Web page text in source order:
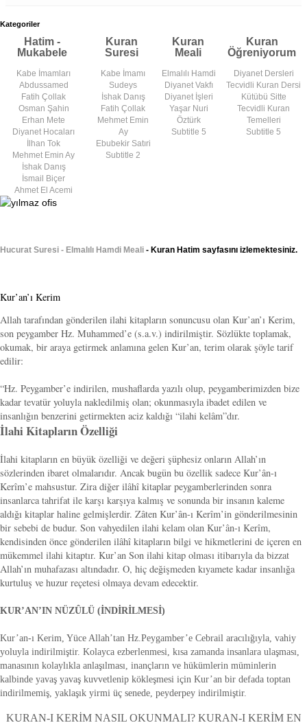
Kategoriler
Hatim -
Mukabele
Kuran
Suresi
Kuran
Meali
Kuran
Öğreniyorum
Kabe İmamları
Abdussamed
Fatih Çollak
Osman Şahin
Erhan Mete
Diyanet Hocaları
İlhan Tok
Mehmet Emin Ay
İshak Danış
İsmail Biçer
Ahmet El Acemi
Kabe İmamı
Sudeys
İshak Danış
Fatih Çollak
Mehmet Emin
Ay
Ebubekir Satıri
Subtitle 2
Elmalılı Hamdi
Diyanet Vakfı
Diyanet İşleri
Yaşar Nuri
Öztürk
Subtitle 5
Diyanet Dersleri
Tecvidli Kuran Dersi
Kütübü Sitte
Tecvidli Kuran
Temelleri
Subtitle 5
Hucurat Suresi - Elmalılı Hamdi Meali - Kuran Hatim sayfasını izlemektesiniz.
Kur’an’ı Kerim
Allah tarafından gönderilen ilahi kitapların sonuncusu olan Kur’an’ı Kerim,
son peygamber Hz. Muhammed’e (s.a.v.) indirilmiştir. Sözlükte toplamak,
okumak, bir araya getirmek anlamına gelen Kur’an, terim olarak şöyle tarif
edilir:
“Hz. Peygamber’e indirilen, mushaflarda yazılı olup, peygamberimizden bize
kadar tevatür yoluyla nakledilmiş olan; okunmasıyla ibadet edilen ve
insanlığın benzerini getirmekten aciz kaldığı “ilahi kelâm”dır.
İlahi Kitapların Özelliği
İlahi kitapların en büyük özelliği ve değeri şüphesiz onların Allah’ın
sözlerinden ibaret olmalarıdır. Ancak bugün bu özellik sadece Kur’ân-ı
Kerîm’e mahsustur. Zira diğer ilâhî kitaplar peygamberlerinden sonra
insanlarca tahrifat ile karşı karşıya kalmış ve sonunda bir insanın kaleme
aldığı kitaplar haline gelmişlerdir. Zâten Kur’ân-ı Kerîm’in gönderilmesinin
bir sebebi de budur. Son vahyedilen ilahi kelam olan Kur’ân-ı Kerîm,
kendisinden önce gönderilen ilâhî kitapların bilgi ve hikmetlerini de içeren en
mükemmel ilahi kitaptır. Kur’an Son ilahi kitap olması itibarıyla da bizzat
Allah’ın muhafazası altındadır. O, hiç değişmeden kıyamete kadar insanlığa
kurtuluş ve huzur reçetesi olmaya devam edecektir.
KUR’AN’IN NÜZÛLÜ (İNDİRİLMESİ)
Kur’an-ı Kerim, Yüce Allah’tan Hz.Peygamber’e Cebrail aracılığıyla, vahiy
yoluyla indirilmiştir. Kolayca ezberlenmesi, kısa zamanda insanlara ulaşması,
manasının kolaylıkla anlaşılması, inançların ve hükümlerin müminlerin
kalbinde yavaş yavaş kuvvetlenip kökleşmesi için Kur’an bir defada toptan
indirilmemiş, yaklaşık yirmi üç senede, peyderpey indirilmiştir.
KURAN-I KERİM NASIL OKUNMALI? KURAN-I KERİM EN